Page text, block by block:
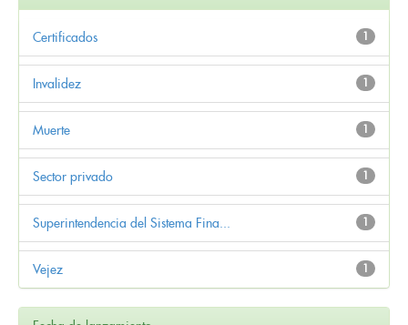
1
Certificados
1
Invalidez
1
Muerte
1
Sector privado
1
Superintendencia del Sistema Fina...
1
Vejez